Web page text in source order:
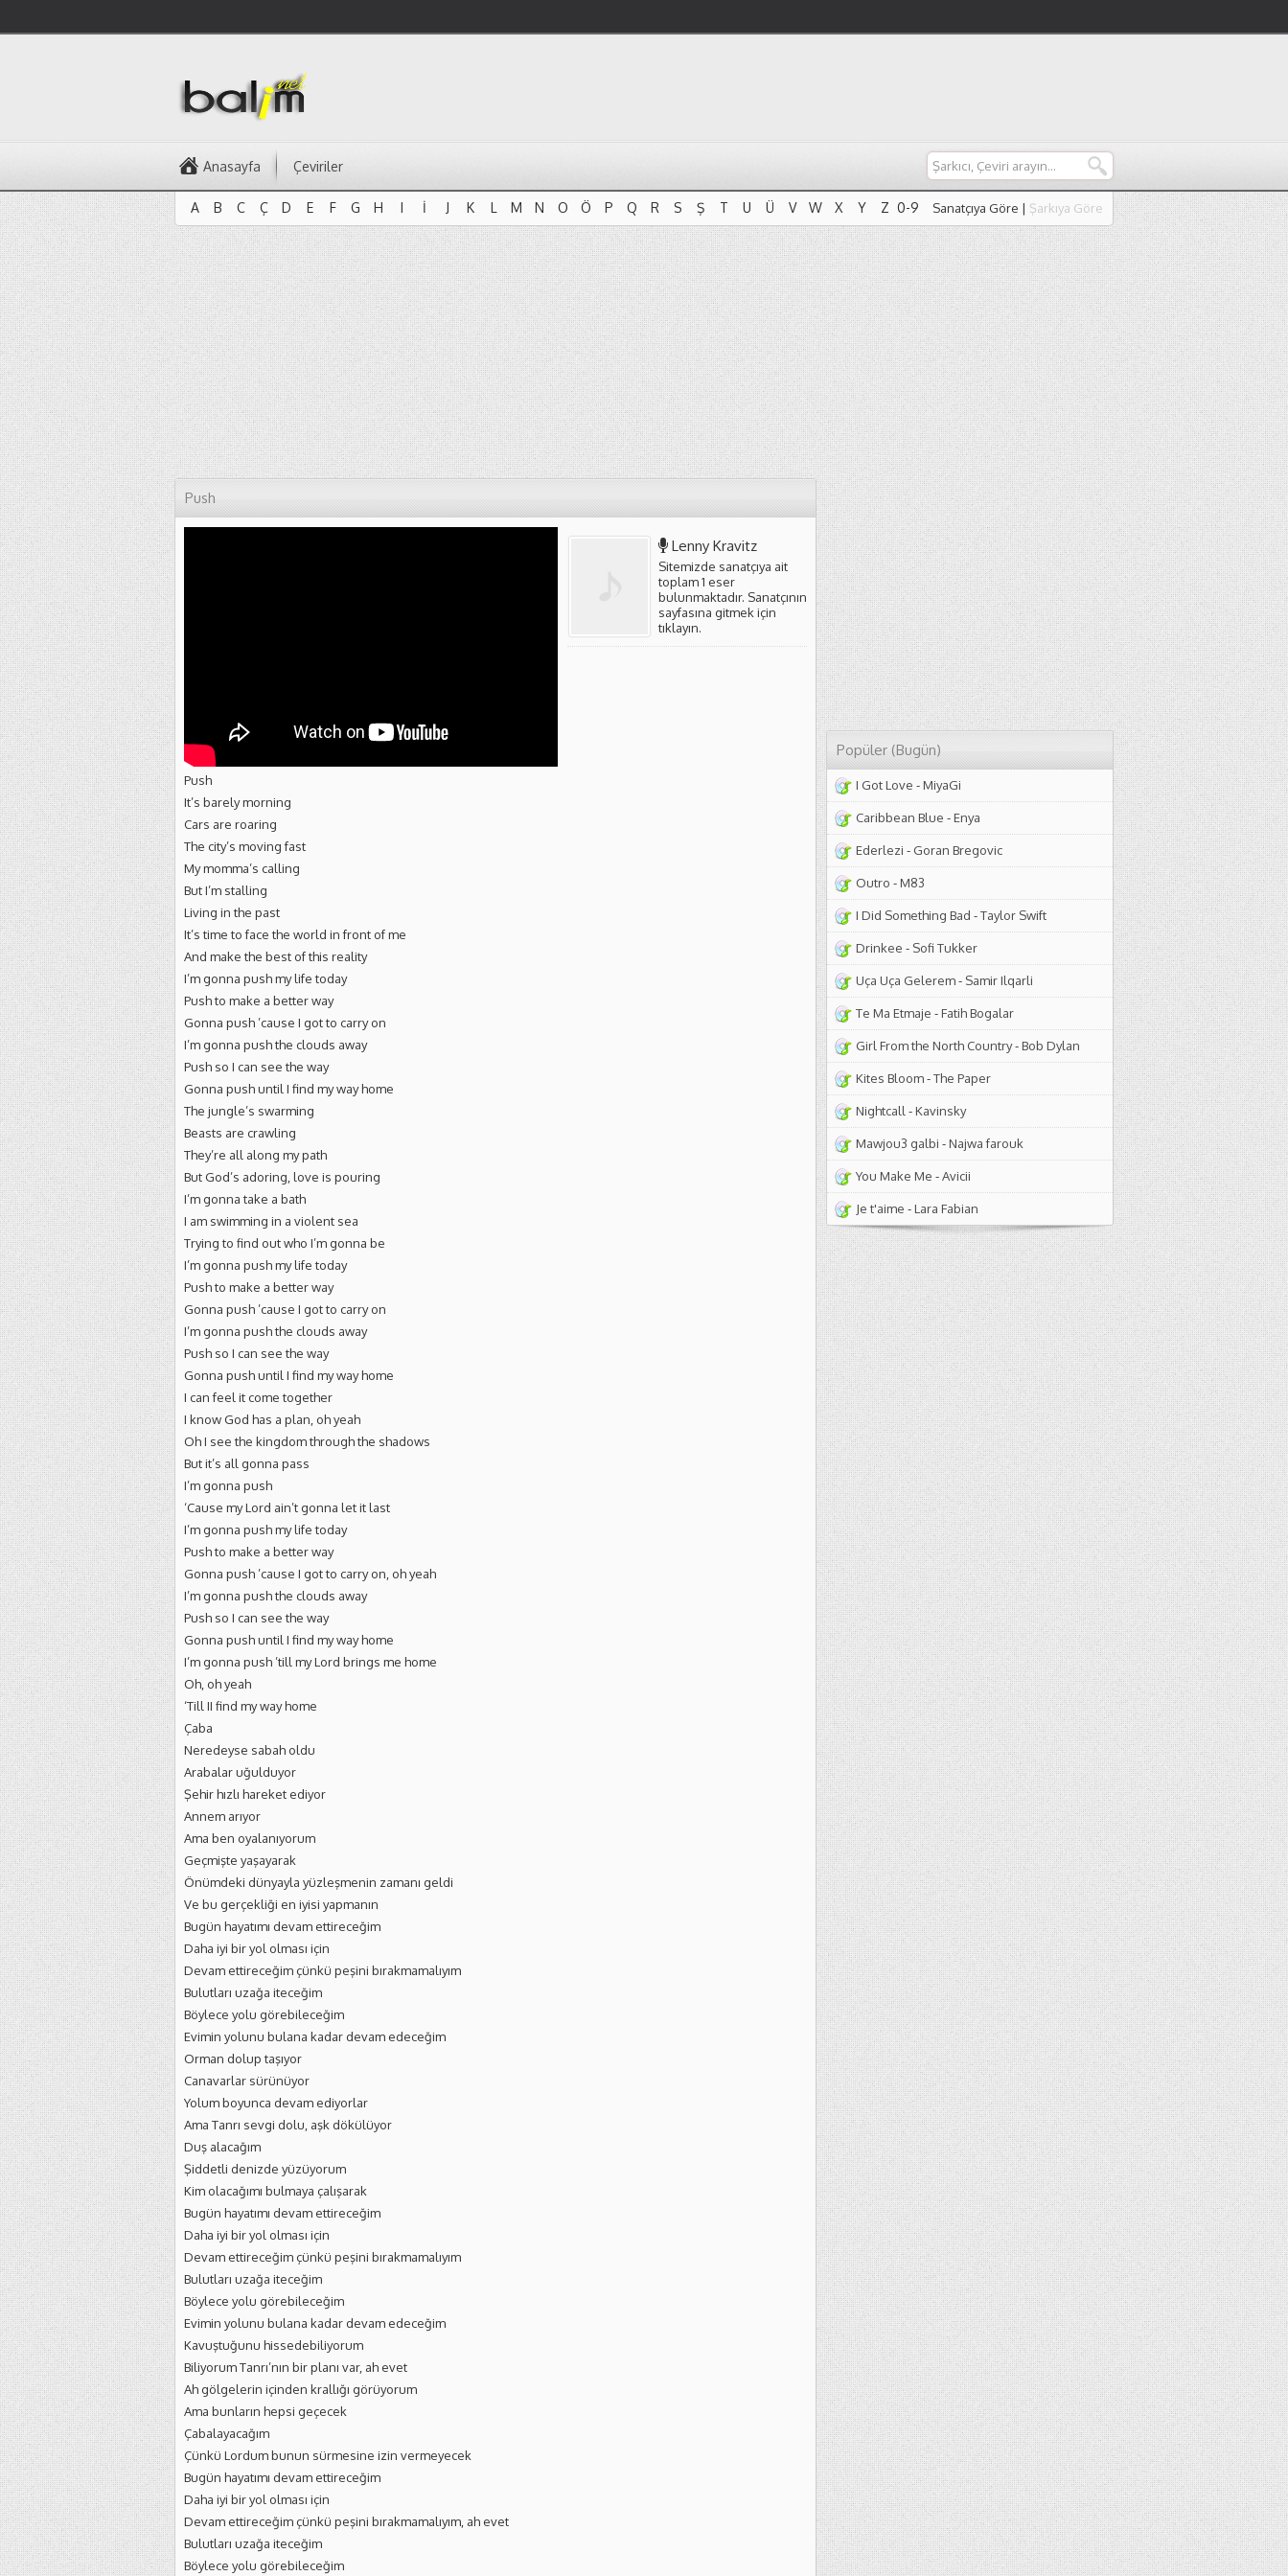
Anasayfa Çeviriler
A B C Ç D E F G H I İ J K L M N O Ö P Q R S Ş T U Ü V W X Y Z 0-9
A
B C Ç D E F G H I İ J K L M N O Ö P Q R S Ş T U Ü V W X Y Z 0-9
Sanatçıya Göre | Şarkıya Göre
Push
Push
It’s barely morning
Cars are roaring
The city’s moving fast
My momma’s calling
But I’m stalling
Living in the past
It’s time to face the world in front of me
And make the best of this reality
I’m gonna push my life today
Push to make a better way
Gonna push ’cause I got to carry on
I’m gonna push the clouds away
Push so I can see the way
Gonna push until I find my way home
The jungle’s swarming
Beasts are crawling
They’re all along my path
But God’s adoring, love is pouring
I’m gonna take a bath
I am swimming in a violent sea
Trying to find out who I’m gonna be
I’m gonna push my life today
Push to make a better way
Gonna push ’cause I got to carry on
I’m gonna push the clouds away
Push so I can see the way
Gonna push until I find my way home
I can feel it come together
I know God has a plan, oh yeah
Oh I see the kingdom through the shadows
But it’s all gonna pass
I’m gonna push
‘Cause my Lord ain’t gonna let it last
I’m gonna push my life today
Push to make a better way
Gonna push ’cause I got to carry on, oh yeah
I’m gonna push the clouds away
Push so I can see the way
Gonna push until I find my way home
I’m gonna push ’till my Lord brings me home
Oh, oh yeah
‘Till II find my way home
Çaba
Neredeyse sabah oldu
Arabalar uğulduyor
Şehir hızlı hareket ediyor
Annem arıyor
Ama ben oyalanıyorum
Geçmişte yaşayarak
Önümdeki dünyayla yüzleşmenin zamanı geldi
Ve bu gerçekliği en iyisi yapmanın
Bugün hayatımı devam ettireceğim
Daha iyi bir yol olması için
Devam ettireceğim çünkü peşini bırakmamalıyım
Bulutları uzağa iteceğim
Böylece yolu görebileceğim
Evimin yolunu bulana kadar devam edeceğim
Orman dolup taşıyor
Canavarlar sürünüyor
Yolum boyunca devam ediyorlar
Ama Tanrı sevgi dolu, aşk dökülüyor
Duş alacağım
Şiddetli denizde yüzüyorum
Kim olacağımı bulmaya çalışarak
Bugün hayatımı devam ettireceğim
Daha iyi bir yol olması için
Devam ettireceğim çünkü peşini bırakmamalıyım
Bulutları uzağa iteceğim
Böylece yolu görebileceğim
Evimin yolunu bulana kadar devam edeceğim
Kavuştuğunu hissedebiliyorum
Biliyorum Tanrı’nın bir planı var, ah evet
Ah gölgelerin içinden krallığı görüyorum
Ama bunların hepsi geçecek
Çabalayacağım
Çünkü Lordum bunun sürmesine izin vermeyecek
Bugün hayatımı devam ettireceğim
Daha iyi bir yol olması için
Devam ettireceğim çünkü peşini bırakmamalıyım, ah evet
Bulutları uzağa iteceğim
Böylece yolu görebileceğim
Lenny Kravitz
Sitemizde sanatçıya ait
toplam 1 eser
bulunmaktadır. Sanatçının
sayfasına gitmek için
tıklayın.
Popüler (Bugün)
I Got Love -MiyaGi
Caribbean Blue -Enya
Ederlezi - Goran Bregovic
Outro -M83
I Did Something Bad -Taylor Swift
Drinkee - Sofi Tukker
Uça Uça Gelerem- Samir Ilqarli
Te Ma Etmaje -Fatih Bogalar
Girl From the North Country-Bob Dylan
Kites Bloom-The Paper
Nightcall -Kavinsky
Mawjou3 galbi -Najwa farouk
You Make Me -Avicii
Je t'aime -Lara Fabian